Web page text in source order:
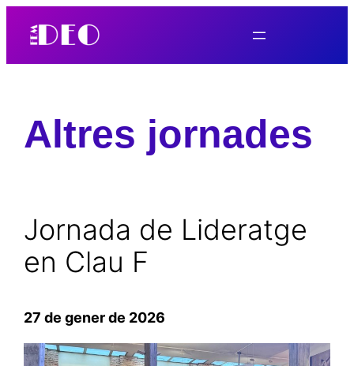
content
Altres jornades
Jornada de Lideratge
en Clau F
27 de gener de 2026